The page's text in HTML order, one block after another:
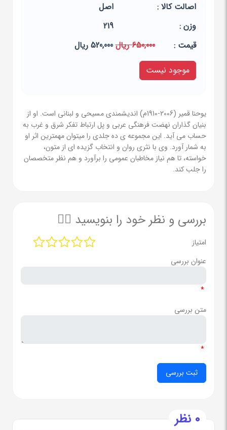
اصالت کالا :
اصل
وزن :
219
قيمت :
650,000 ریال
520,000 ریال
موجود نیست
یوحنا قمیر (2006-1910م) اندیشمندی مسیحی و لبنانی است. او از
بنیان گذاران نهضت فرهنگی عربی و پل ارتباط تفکر شرق و غرب به
حساب می آید. این مجموعه ی ده جلدی را میتوان مهمترین اثر او
به شمار آورد. وی با نثری روان و انتخاب گزیده ای از متون،
خواسته، تا هم نیاز مخاطبان عمومی را برآورد و هم نظر متخصصان
را جلب کند.
بررسی و نظر خود را بنویسید ✍🏻
امتیاز
عنوان بررسی
*
متن بررسی
*
0 نظر